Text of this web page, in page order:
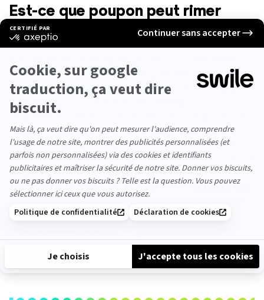
Est-ce que poupon peut rimer
avec pognon ?
“Pour le coup, je me suis bien démerdé pour mon
On m'a fait comprendre qu’on ne pouvait pas me donner
autant que quelqu'un qui avait cinq ou dix ans de plus.
Sauf que sur le cv, on avait le même temps
dernier exemple va vous la donner.
Une ultime question vous trotte peut-être encore en
tête : comment s’est terminée cette conversation (vous
vous souvenez, celle du début d’article) ?“Elle s’est
sentie un peu agressée, mais je lui ai dit :”
je pense que
tu recherches une compétence et pas un physique”.
“Aujourd’hui on travaille ensemble et ça se passe très
Partager